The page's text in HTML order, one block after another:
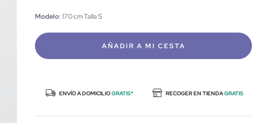
Modelo: 170 cm Talla S
AÑADIR A MI CESTA
ENVÍO A DOMICILIOGRATIS* RECOGER EN TIENDAGRATIS